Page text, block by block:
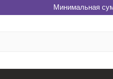
Минимальная